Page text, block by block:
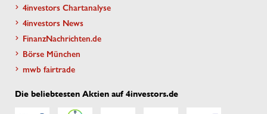
4investors Chartanalyse
4investors News
FinanzNachrichten.de
Börse München
mwb fairtrade
Die beliebtesten Aktien auf 4investors.de